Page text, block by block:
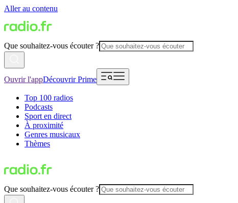
Aller au contenu
Que souhaitez-vous écouter ?
Ouvrir l'appDécouvrir Prime
Top 100 radios
Podcasts
Sport en direct
À proximité
Genres musicaux
Thèmes
Que souhaitez-vous écouter ?